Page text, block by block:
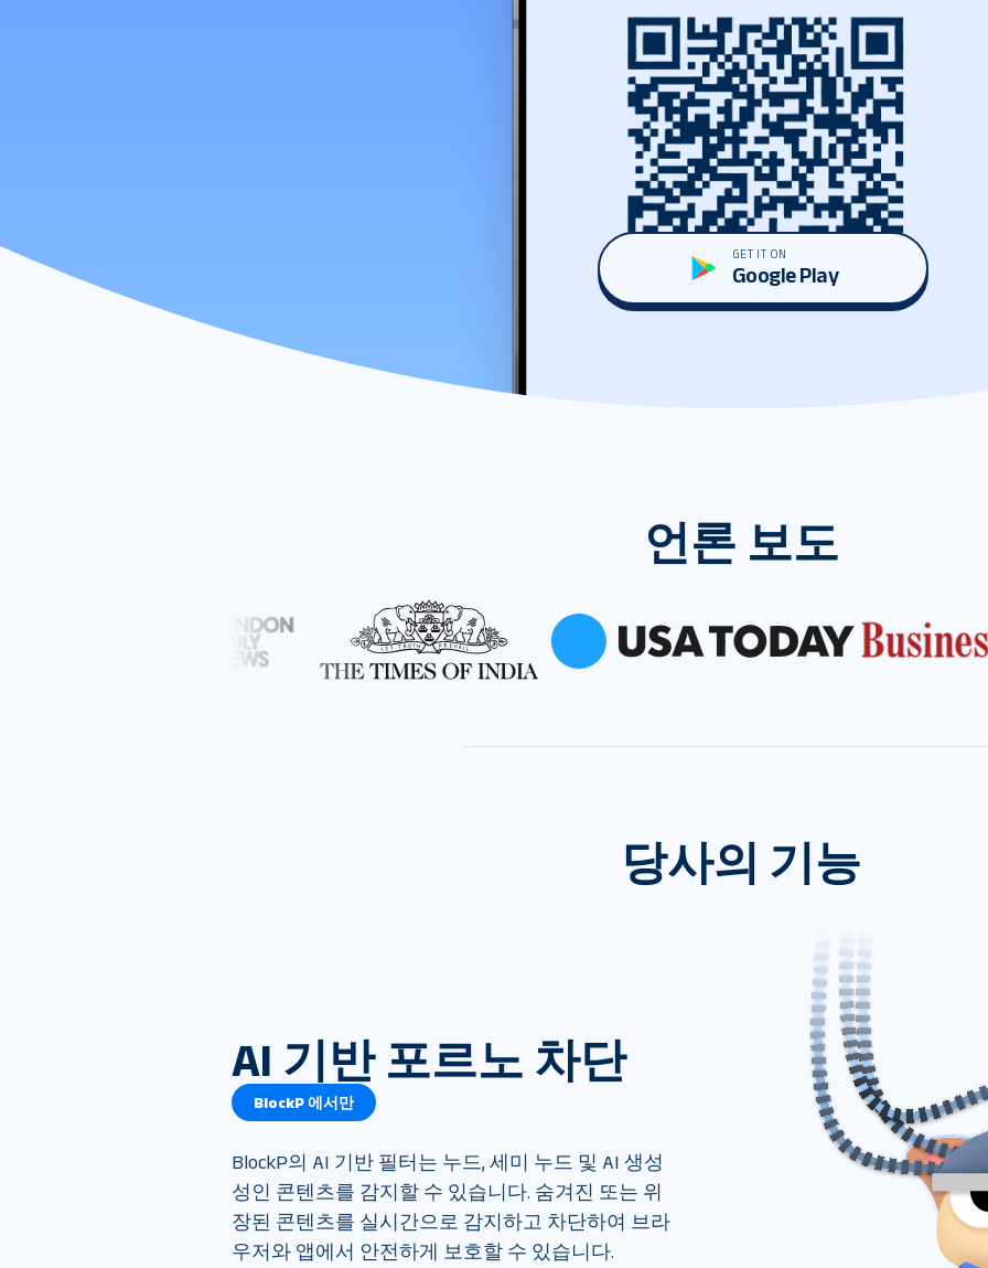
GET IT ON
Google Play
언론 보도
당사의 기능
AI 기반 포르노 차단
BlockP 에서만
BlockP의 AI 기반 필터는 누드, 세미 누드 및 AI 생성
성인 콘텐츠를 감지할 수 있습니다. 숨겨진 또는 위
장된 콘텐츠를 실시간으로 감지하고 차단하여 브라
우저와 앱에서 안전하게 보호할 수 있습니다.